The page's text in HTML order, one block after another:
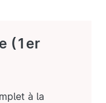
(1er
à la